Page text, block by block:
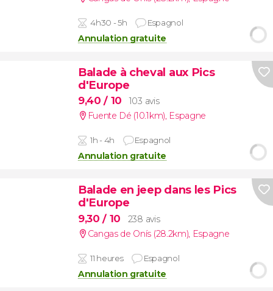
4h30 - 5h Espagnol
Annulation gratuite
Balade à cheval aux Pics
d'Europe
9,40/ 10
103 avis
Fuente Dé (10.1km), Espagne
1h - 4h Espagnol
Annulation gratuite
Balade en jeep dans les Pics
d'Europe
9,30/ 10
238 avis
Cangas de Onís (28.2km), Espagne
11 heures Espagnol
Annulation gratuite